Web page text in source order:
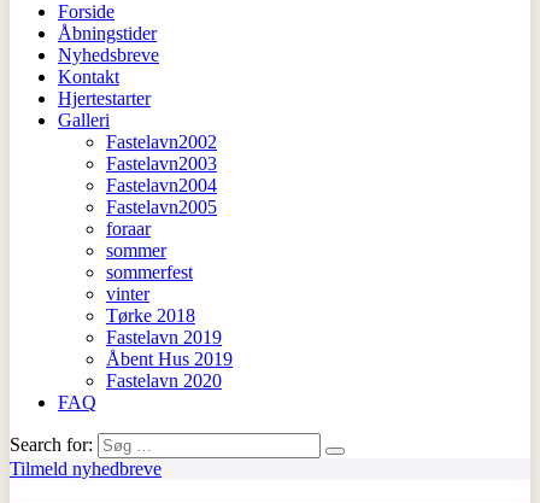
Forside
Åbningstider
Nyhedsbreve
Kontakt
Hjertestarter
Galleri
Fastelavn2002
Fastelavn2003
Fastelavn2004
Fastelavn2005
foraar
sommer
sommerfest
vinter
Tørke 2018
Fastelavn 2019
Åbent Hus 2019
Fastelavn 2020
FAQ
Search for:
Tilmeld nyhedbreve